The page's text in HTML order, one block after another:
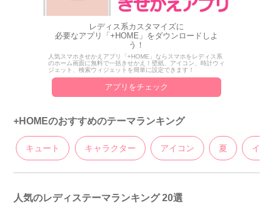
レディス系カスタマイズに
必要なアプリ「+HOME」をダウンロードしよ
う！
人気スマホきせかえアプリ「+HOME」ならスマホをレディス系
のホーム画面に無料で一括きせかえ！壁紙、アイコン、時計ウィ
ジェット、検索ウィジェットを簡単に設定できます！
アプリをチェック
+HOMEのおすすめのテーマランキング
キュート キャラクター アイコン 夏 イラ
人気のレディステーマランキング 20選